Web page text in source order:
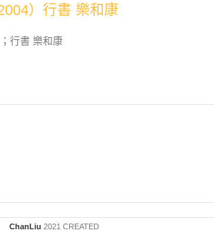
）行書 樂和康
行書 樂和康
ChanLiu 2021 CREATED